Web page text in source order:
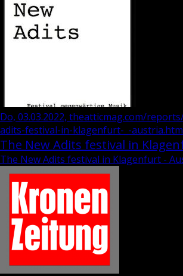
Do, 03.03.2022, theatticmag.com/
adits-festival-in-klagenfurt-_-
The New Adits festival in
The New Adits festival in Klagenfurt -